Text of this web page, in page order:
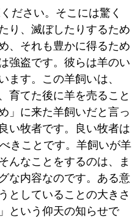
ださい。そこには驚く
り、滅ぼしたりするため
、それも豊かに得るため
強盗です。彼らは羊のい
す。この羊飼いは、
育てた後に羊を売ること
」に来た羊飼いだと言っ
い牧者です。良い牧者は
きことです。羊飼いが羊
んなことをするのは、ま
な内容なのです。ある意
としていることの大きさ
という仰天の知らせで